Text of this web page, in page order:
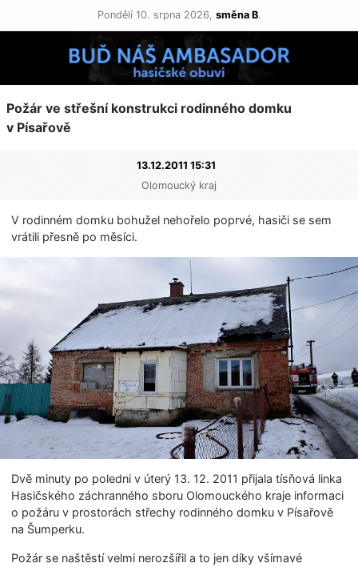
Pondělí 10. srpna 2026, směna B.
Požár ve střešní konstrukci rodinného domku
v Písařově
13.12.2011 15:31
Olomoucký kraj
V rodinném domku bohužel nehořelo poprvé, hasiči se sem
vrátili přesně po měsíci.
Dvě minuty po poledni v úterý 13. 12. 2011 přijala tísňová linka
Hasičského záchranného sboru Olomouckého kraje informaci
o požáru v prostorách střechy rodinného domku v Písařově
na Šumperku.
Požár se naštěstí velmi nerozšířil a to jen díky všímavé